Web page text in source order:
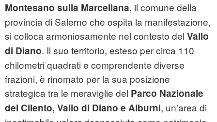
Montesano sulla Marcellana, il comune della
provincia di Salerno che ospita la manifestazione,
si colloca armoniosamente nel contesto del Vallo
di Diano. Il suo territorio, esteso per circa 110
chilometri quadrati e comprendente diverse
frazioni, è rinomato per la sua posizione
strategica tra le meraviglie del Parco Nazionale
del Cilento, Vallo di Diano e Alburni, un'area di